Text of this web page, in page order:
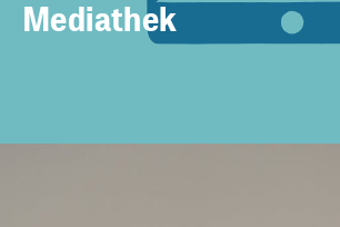
Mediathek